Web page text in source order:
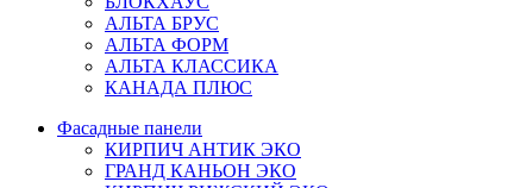
АЛЬТА БРУС
АЛЬТА ФОРМ
АЛЬТА КЛАССИКА
КАНАДА ПЛЮС
Фасадные панели
КИРПИЧ АНТИК ЭКО
ГРАНД КАНЬОН ЭКО